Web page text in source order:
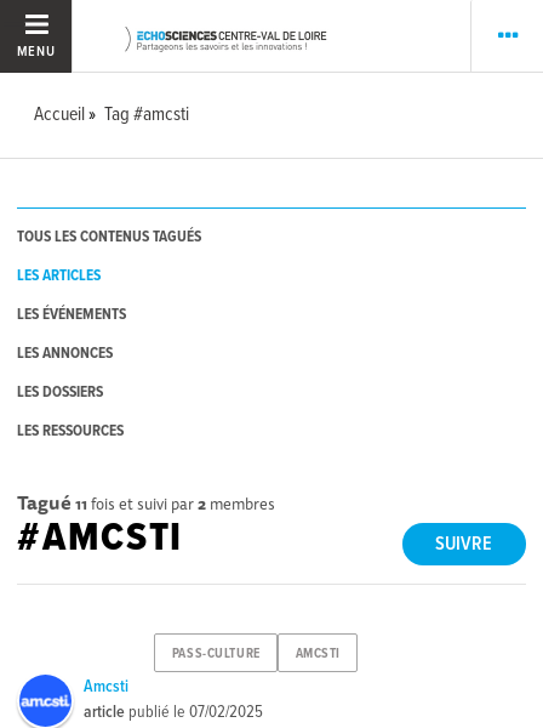
MENU
Accueil Tag #amcsti
TOUS LES CONTENUS TAGUÉS
LES ARTICLES
LES ÉVÉNEMENTS
LES ANNONCES
LES DOSSIERS
LES RESSOURCES
Tagué 11 fois et suivi par2 membres
SUIVRE
#AMCSTI
PASS-CULTURE AMCSTI
Amcsti
article publié le07/02/2025